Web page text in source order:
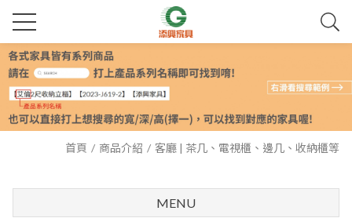
首頁 商品介紹 客廳 | 茶几、電視櫃、邊几、收納櫃等
MENU